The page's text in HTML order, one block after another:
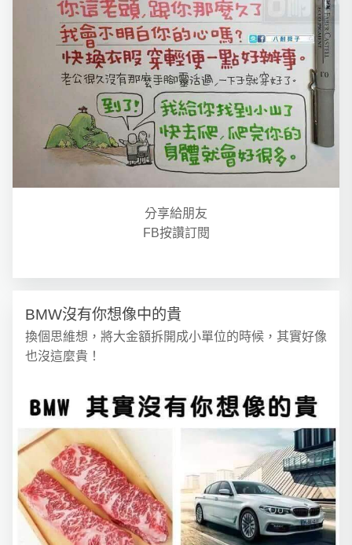
分享給朋友
FB按讚訂閱
BMW沒有你想像中的貴
換個思維想，將大金額拆開成小單位的時候，其實好像
也沒這麼貴！